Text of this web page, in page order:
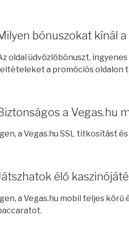
bónuszokat kínál a
oldal üdvözlőbónuszt,
a promóciós oldalon
a Vegas.hu
Igen, a Vegas.hu SSL titkosítást
élő
a Vegas.hu mobil teljes